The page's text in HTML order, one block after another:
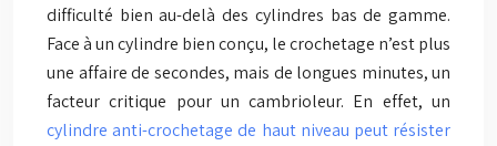
difficulté bien au-delà des cylindres bas de gamme.
Face à un cylindre bien conçu, le crochetage n’est plus
une affaire de secondes, mais de longues minutes, un
facteur critique pour un cambrioleur. En effet, un
cylindre anti-crochetage de haut niveau peut résister